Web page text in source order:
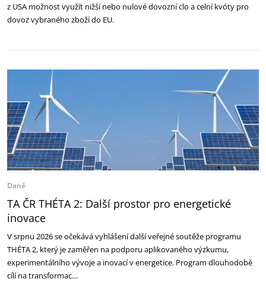
z USA možnost využít nižší nebo nulové dovozní clo a celní kvóty pro
dovoz vybraného zboží do EU.
Daně
TA ČR THÉTA 2: Další prostor pro energetické
inovace
V srpnu 2026 se očekává vyhlášení další veřejné soutěže programu
THÉTA 2, který je zaměřen na podporu aplikovaného výzkumu,
experimentálního vývoje a inovací v energetice. Program dlouhodobě
cílí na transformac…